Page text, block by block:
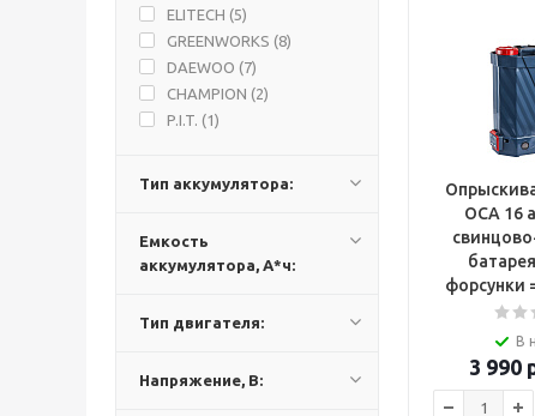
ELITECH (5)
GREENWORKS (8)
DAEWOO (7)
CHAMPION (2)
P.I.T. (1)
Тип аккумулятора:
Емкость
аккумулятора, А*ч:
Тип двигателя:
Напряжение, В:
ОСА 16
форсунки
В
3 990